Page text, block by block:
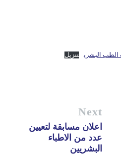
الطب البشري تنزيل
Next
اعلان مسابقة لتعيين
عدد من الاطباء
البشريين